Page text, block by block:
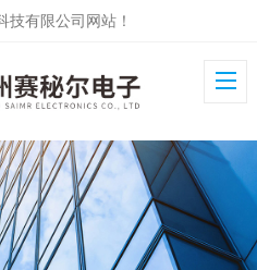
技有限公司网站！